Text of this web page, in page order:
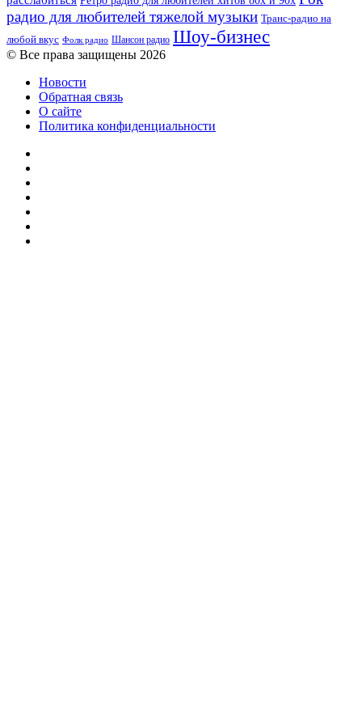
радио для любителей тяжелой музыки Транс-радио на
любой вкус Фолк радио Шансон радио Шоу-бизнес
© Все права защищены 2026
Новости
Обратная связь
О сайте
Политика конфиденциальности